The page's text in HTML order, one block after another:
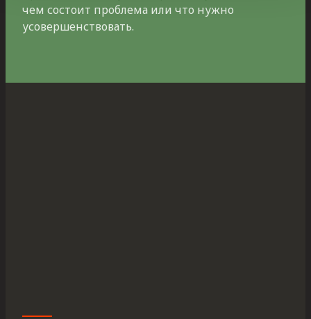
чем состоит проблема или что нужно
усовершенствовать.